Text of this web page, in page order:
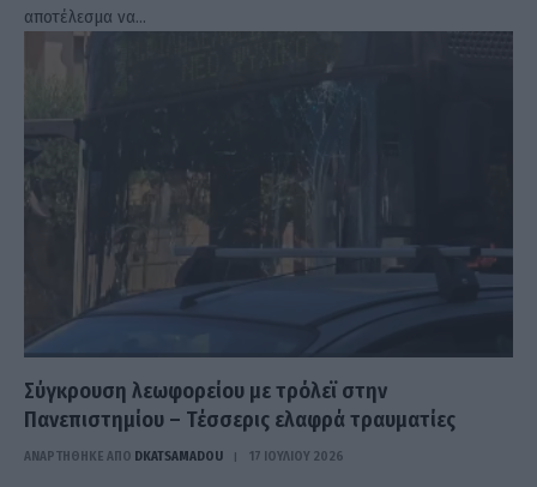
αποτέλεσμα να…
Σύγκρουση λεωφορείου με τρόλεϊ στην
Πανεπιστημίου – Τέσσερις ελαφρά τραυματίες
ΑΝΑΡΤΗΘΗΚΕ ΑΠΟ DKATSAMADOU 17 ΙΟΥΛΊΟΥ 2026